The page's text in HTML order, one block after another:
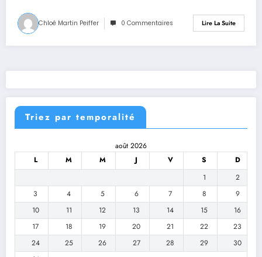
Chloé Martin Peiffer 0 Commentaires Lire La Suite
Triez par temporalité
août 2026
L
M M J V S
D
1
2
3
4 5 6 7 8
9
10
11 12 13 14 15
16
17
18 19 20 21 22
23
24
25 26 27 28 29
30